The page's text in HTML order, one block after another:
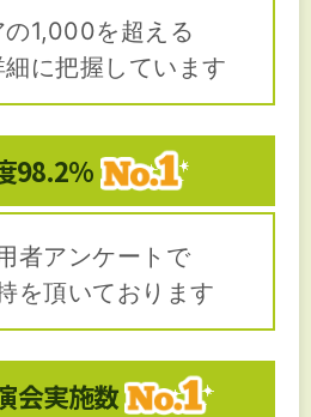
1,000を超える
に把握しています
98.2%
者アンケートで
を頂いております
会実施数